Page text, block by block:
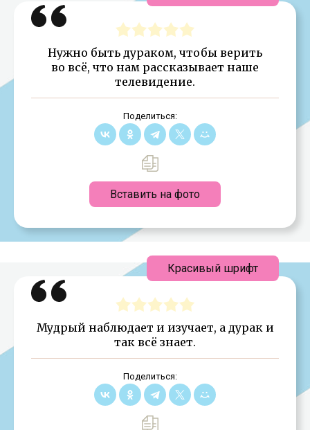
Нужно быть дураком, чтобы верить
во всё, что нам рассказывает наше
телевидение.
Поделиться:
Вставить на фото
Мудрый наблюдает и изучает, а дурак и
так всё знает.
Поделиться:
Красивый шрифт